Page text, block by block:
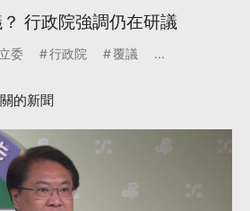
行政院強調仍在研議
委 行政院 覆議 ...
的新聞